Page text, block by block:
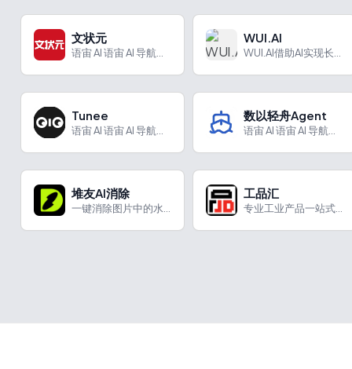
文状元 WUI.AI
Tunee 数以轻舟Agent
堆友AI消除 工品汇